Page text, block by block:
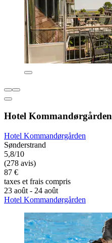
Hotel Kommandørgården
Hotel Kommandørgården
Sønderstrand
5,8/10
(278 avis)
87 €
taxes et frais compris
23 août - 24 août
Hotel Kommandørgården